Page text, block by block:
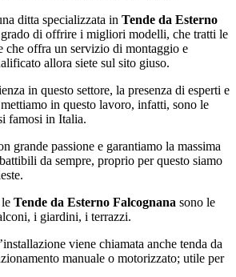
ditta specializzata in Tende da Esterno
di offrire i migliori modelli, che tratti le
che offra un servizio di montaggio e
allora siete sul sito giuso.
in questo settore, la presenza di esperti e
in questo lavoro, infatti, sono le
famosi in Italia.
grande passione e garantiamo la massima
da sempre, proprio per questo siamo
Tende da Esterno Falcognana sono le
i giardini, i terrazzi.
viene chiamata anche tenda da
manuale o motorizzato; utile per